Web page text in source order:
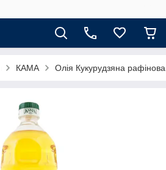
КАМА Олiя Кукурудзяна